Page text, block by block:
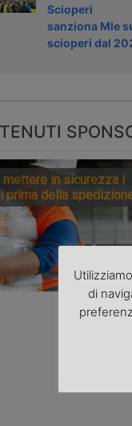
Scioperi
sanziona Mle
scioperi dal
mettere in sicurezza i
prima della
di